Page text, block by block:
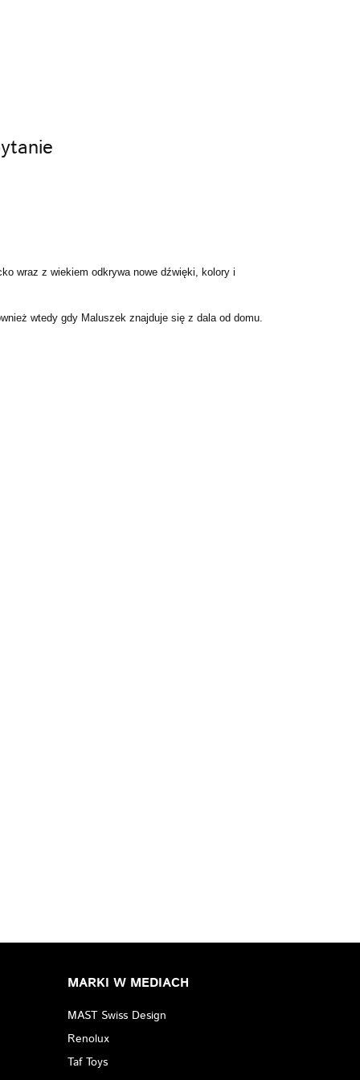
wraz z wiekiem odkrywa nowe dźwięki, kolory i
wtedy gdy Maluszek znajduje się z dala od domu.
MARKI W MEDIACH
MAST Swiss Design
Renolux
Taf Toys